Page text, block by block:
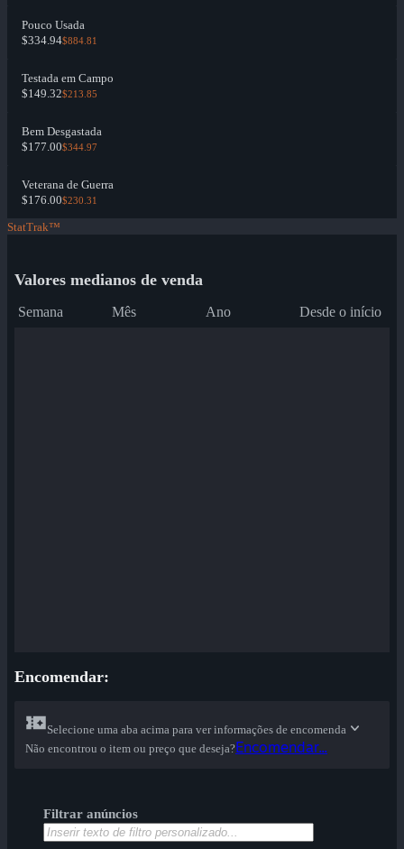
Pouco Usada
$334.94$884.81
Testada em Campo
$149.32$213.85
Bem Desgastada
$177.00$344.97
Veterana de Guerra
$176.00$230.31
StatTrak™
Valores medianos de venda
Semana Mês Ano Desde o início
Encomendar:
Selecione uma aba acima para ver informações de encomenda
Não encontrou o item ou preço que deseja?Encomendar...
Filtrar anúncios